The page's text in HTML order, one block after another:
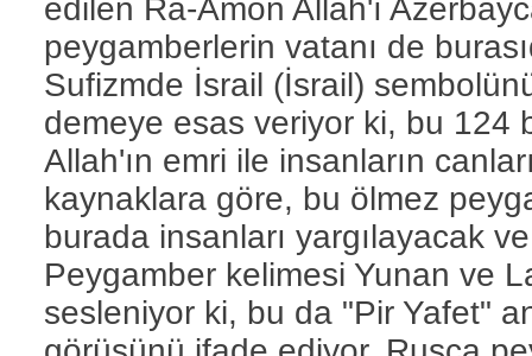
edilen Ra-Amon Allah'ı
peygamberlerin vatanı de
Sufizmde İsrail (İsrail)
demeye esas veriyor ki, bu 124
Allah'ın emri ile insanların
kaynaklara göre, bu ölmez
burada insanları yargılayacak
Peygamber kelimesi Yunan ve
sesleniyor ki, bu da "Pir Yafet"